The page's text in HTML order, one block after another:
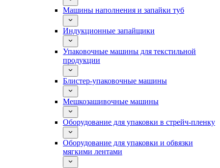
Машины наполнения и запайки туб
Индукционные запайщики
Упаковочные машины для текстильной
продукции
Блистер-упаковочные машины
Мешкозашивочные машины
Оборудование для упаковки в стрейч-пленку
Оборудование для упаковки и обвязки
мягкими лентами